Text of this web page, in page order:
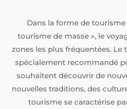
Dans la forme de
tourisme de masse », le
zones les plus fréquentées.
spécialement recommandé
souhaitent découvrir de
nouvelles traditions, des
tourisme se caractérise